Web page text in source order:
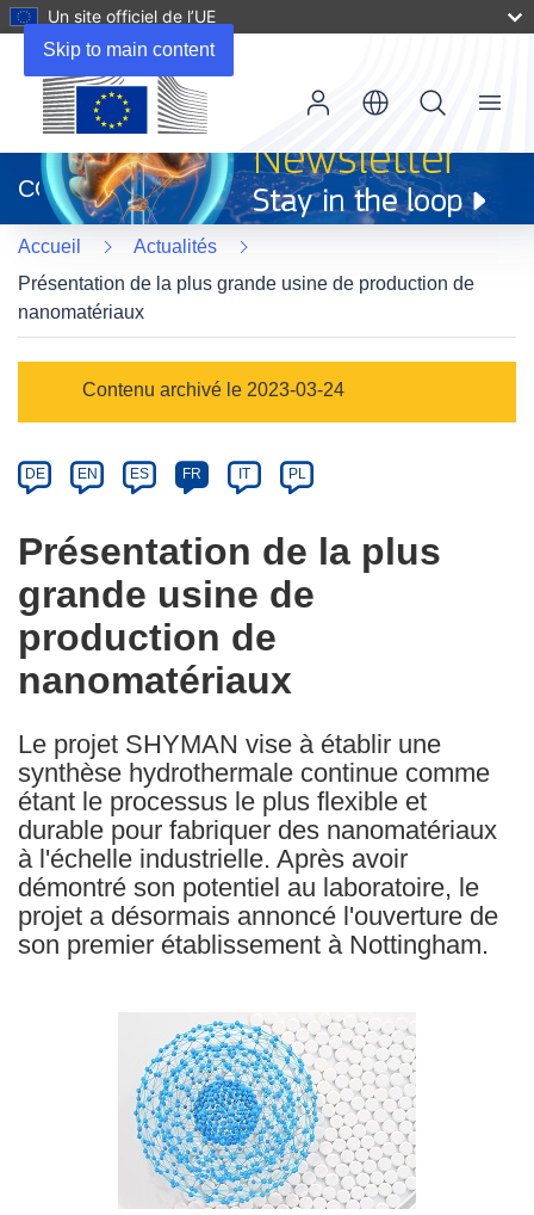
Skip to main content
Un site officiel de l’UE
dans
une
nouvelle
fenêtre)
CORDIS
Menu
Accueil
Actualités
Présentation de la plus grande usine de production de
nanomatériaux
Category
Contenu archivé le 2023-03-24
Article
available
the
following
languages:
DE EN ES FR IT PL
Présentation de la plus
grande usine de
production de
nanomatériaux
Le projet SHYMAN vise à établir une
synthèse hydrothermale continue comme
étant le processus le plus flexible et
durable pour fabriquer des nanomatériaux
à l'échelle industrielle. Après avoir
démontré son potentiel au laboratoire, le
projet a désormais annoncé l'ouverture de
son premier établissement à Nottingham.